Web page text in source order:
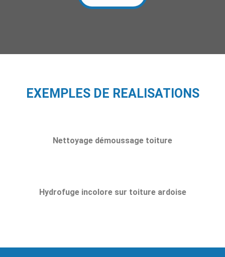
EXEMPLES DE REALISATIONS
Nettoyage démoussage toiture
Hydrofuge incolore sur toiture ardoise